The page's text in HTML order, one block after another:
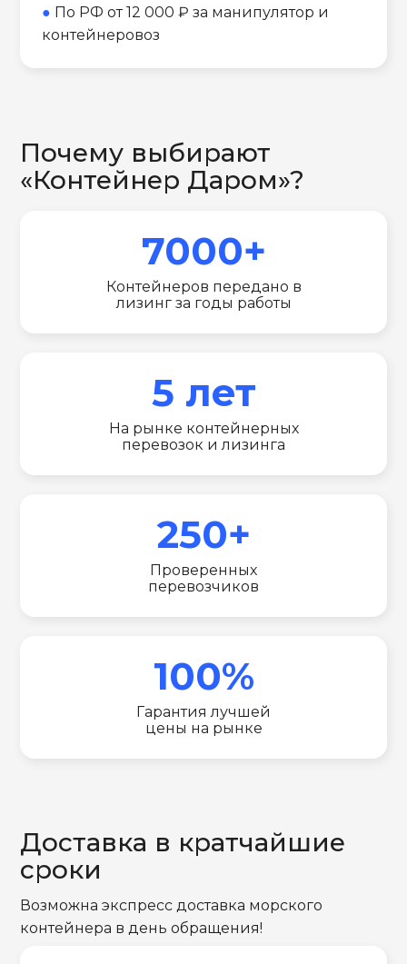
● По РФ от 12 000 ₽ за манипулятор и
контейнеровоз
Почему выбирают
«Контейнер Даром»?
7000+
Контейнеров передано в
лизинг за годы работы
5 лет
На рынке контейнерных
перевозок и лизинга
250+
Проверенных
перевозчиков
100%
Гарантия лучшей
цены на рынке
Доставка в кратчайшие
сроки
Возможна экспресс доставка морского
контейнера в день обращения!